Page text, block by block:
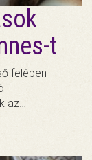
t
felében
az…